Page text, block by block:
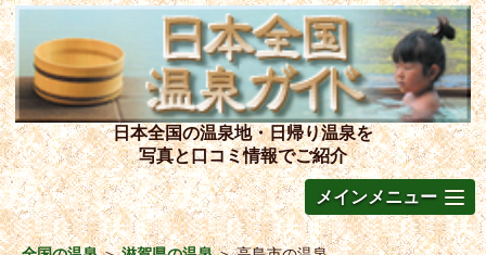
日本全国の温泉地・日帰り温泉を
写真と口コミ情報でご紹介
メインメニュー